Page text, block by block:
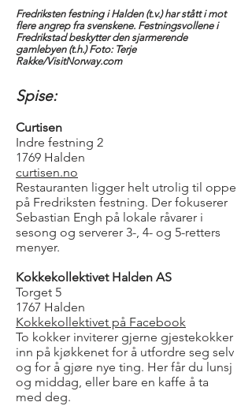
Fredriksten festning i Halden (t.v.) har stått i mot
flere angrep fra svenskene. Festningsvollene i
Fredrikstad beskytter den sjarmerende
gamlebyen (t.h.) Foto: Terje
Rakke/VisitNorway.com
Spise:
Curtisen
Indre festning 2
1769 Halden
curtisen.no
Restauranten ligger helt utrolig til oppe
på Fredriksten festning. Der fokuserer
Sebastian Engh på lokale råvarer i
sesong og serverer 3-, 4- og 5-retters
menyer.
Kokkekollektivet Halden AS
Torget 5
1767 Halden
Kokkekollektivet på Facebook
To kokker inviterer gjerne gjestekokker
inn på kjøkkenet for å utfordre seg selv
og for å gjøre nye ting. Her får du lunsj
og middag, eller bare en kaffe å ta
med deg.